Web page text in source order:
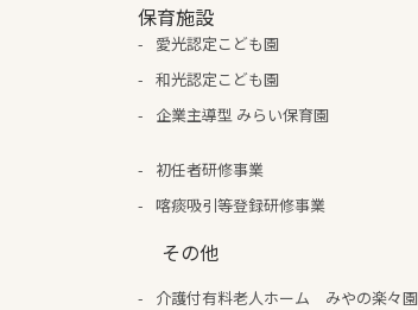
保育施設
愛光認定こども園
和光認定こども園
企業主導型 みらい保育園
初任者研修事業
喀痰吸引等登録研修事業
その他
介護付有料老人ホーム みやの楽々園